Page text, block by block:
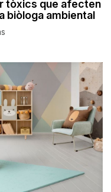
tòxics que afecten
biòloga ambiental